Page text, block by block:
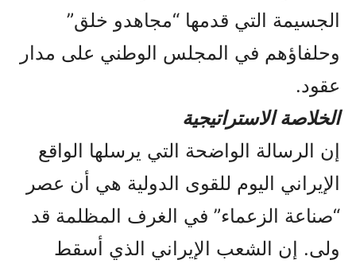
الجسيمة التي قدمها “مجاهدو خلق”
وحلفاؤهم في المجلس الوطني على مدار
عقود.
الخلاصة الاستراتيجية
إن الرسالة الواضحة التي يرسلها الواقع
الإيراني اليوم للقوى الدولية هي أن عصر
“صناعة الزعماء” في الغرف المظلمة قد
ولى. إن الشعب الإيراني الذي أسقط